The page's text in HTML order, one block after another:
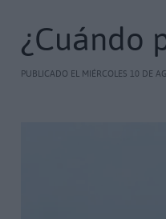
¿Cuándo
PUBLICADO EL MIÉRCOLES 10 DE